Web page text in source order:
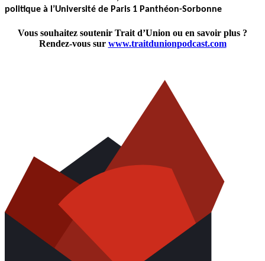
politique à l’Université de Paris 1 Panthéon-Sorbonne
Vous souhaitez soutenir Trait d’Union ou en savoir plus ?
Rendez-vous sur www.traitdunionpodcast.com